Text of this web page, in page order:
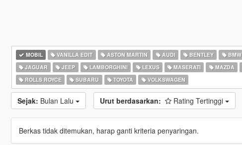
MOBIL VANILLA EDIT ASTON MARTIN AUDI BENTLEY BMW
JAGUAR
JEEP LAMBORGHINI LEXUS MASERATI MAZDA
ROLLS ROYCE
SUBARU TOYOTA VOLKSWAGEN
Sejak: Bulan Lalu Urut berdasarkan: Rating Tertinggi
Berkas tidak ditemukan, harap ganti kriteria penyaringan.